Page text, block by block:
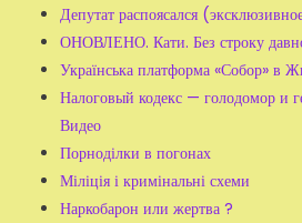
Депутат распоясался
ОНОВЛЕНО. Кати. Без строку
Українська платформа «Собор» в
Налоговый кодекс — голодомор и
Видео
Порноділки в погонах
Міліція і кримінальні схеми
Наркобарон или жертва ?